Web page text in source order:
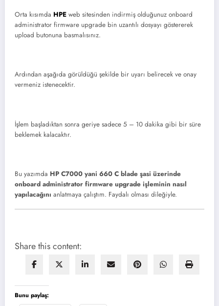
Orta kısımda HPE web sitesinden indirmiş olduğunuz onboard
administrator firmware upgrade bin uzantılı dosyayı göstererek
upload butonuna basmalısınız.
Ardından aşağıda görüldüğü şekilde bir uyarı belirecek ve onay
vermeniz istenecektir.
İşlem başladıktan sonra geriye sadece 5 – 10 dakika gibi bir süre
beklemek kalacaktır.
Bu yazımda HP C7000 yani 660 C blade şasi üzerinde
onboard administrator firmware upgrade işleminin nasıl
yapılacağını anlatmaya çalıştım. Faydalı olması dileğiyle.
Share this content:
Bunu paylaş: